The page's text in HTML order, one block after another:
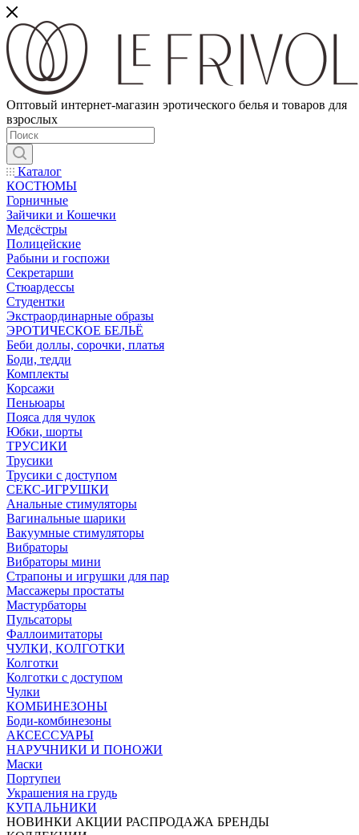
Оптовый интернет-магазин эротического белья и товаров для
взрослых
Каталог
КОСТЮМЫ
Горничные
Зайчики и Кошечки
Медсёстры
Полицейские
Рабыни и госпожи
Секретарши
Стюардессы
Студентки
Экстраординарные образы
ЭРОТИЧЕСКОЕ БЕЛЬЁ
Беби доллы, сорочки, платья
Боди, тедди
Комплекты
Корсажи
Пеньюары
Пояса для чулок
Юбки, шорты
ТРУСИКИ
Трусики
Трусики с доступом
СЕКС-ИГРУШКИ
Анальные стимуляторы
Вагинальные шарики
Вакуумные стимуляторы
Вибраторы
Вибраторы мини
Страпоны и игрушки для пар
Массажеры простаты
Мастурбаторы
Пульсаторы
Фаллоимитаторы
ЧУЛКИ, КОЛГОТКИ
Колготки
Колготки с доступом
Чулки
КОМБИНЕЗОНЫ
Боди-комбинезоны
АКСЕССУАРЫ
НАРУЧНИКИ И ПОНОЖИ
Маски
Портупеи
Украшения на грудь
КУПАЛЬНИКИ
НОВИНКИ АКЦИИ РАСПРОДАЖА БРЕНДЫ